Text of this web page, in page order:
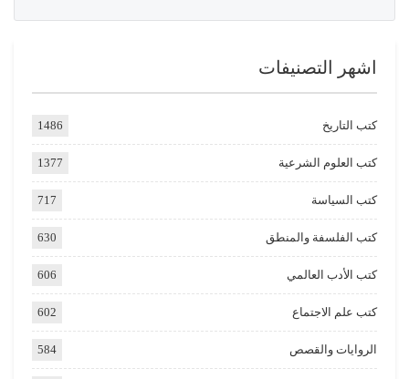
اشهر التصنيفات
كتب التاريخ 1486
كتب العلوم الشرعية 1377
كتب السياسة 717
كتب الفلسفة والمنطق 630
كتب الأدب العالمي 606
كتب علم الاجتماع 602
الروايات والقصص 584